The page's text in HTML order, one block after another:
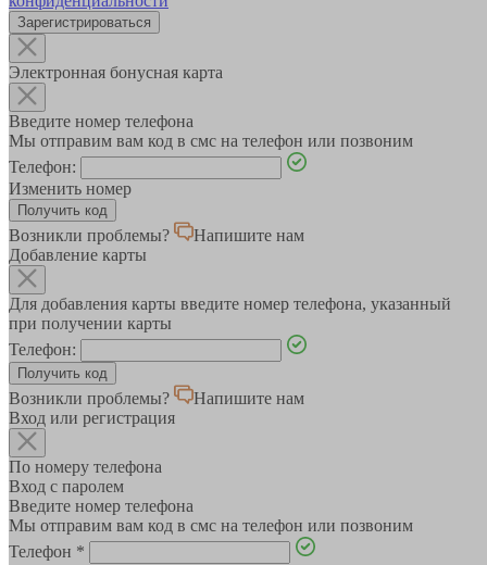
Зарегистрироваться
Электронная бонусная карта
Введите номер телефона
Мы отправим вам код в смс на телефон или позвоним
Телефон:
Изменить номер
Возникли проблемы?
Напишите нам
Добавление карты
Для добавления карты введите номер телефона, указанный
при получении карты
Телефон:
Возникли проблемы?
Напишите нам
Вход или регистрация
По номеру телефона
Вход с паролем
Введите номер телефона
Мы отправим вам код в смс на телефон или позвоним
Телефон *